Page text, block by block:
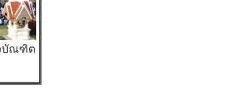
บัณฑิต